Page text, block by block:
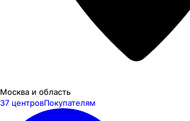
Москва и область
37 центровПокупателям